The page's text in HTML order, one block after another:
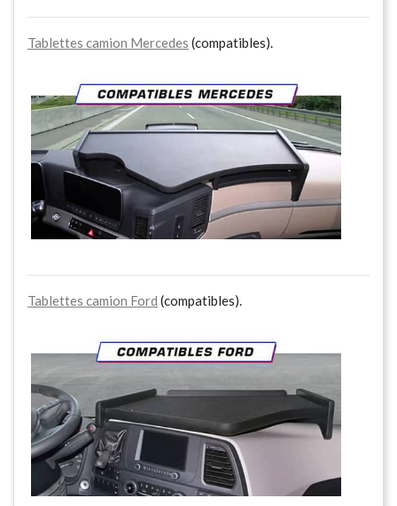
Tablettes camion Mercedes (compatibles).
Tablettes camion Ford (compatibles).